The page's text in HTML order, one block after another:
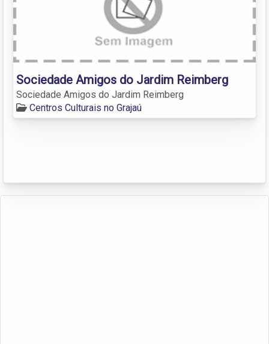
Sociedade Amigos do Jardim Reimberg
Sociedade Amigos do Jardim Reimberg
Centros Culturais no Grajaú